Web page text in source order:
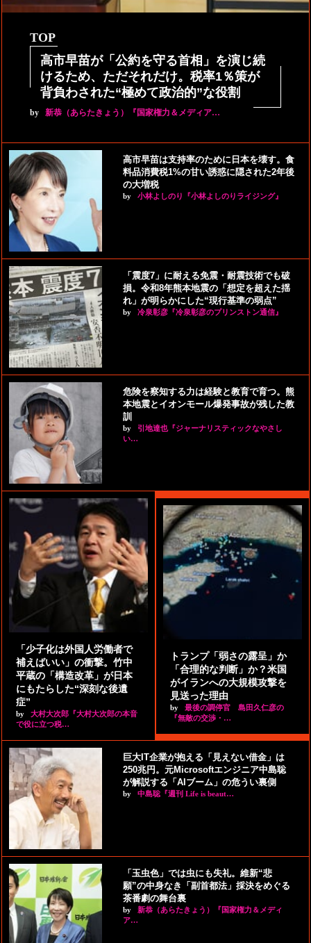
TOP
高市早苗が「公約を守る首相」を演じ続
けるため、ただそれだけ。税率1％策が
背負わされた“極めて政治的”な役割
by 新恭（あらたきょう）『国家権力＆メディア…
高市早苗は支持率のために日本を壊す。食
料品消費税1%の甘い誘惑に隠された2年後
の大増税
by 小林よしのり『小林よしのりライジング』
「震度7」に耐える免震・耐震技術でも破
損。令和8年熊本地震の「想定を超えた揺
れ」が明らかにした“現行基準の弱点”
by 冷泉彰彦『冷泉彰彦のプリンストン通信』
危険を察知する力は経験と教育で育つ。熊
本地震とイオンモール爆発事故が残した教
訓
by
引地達也『ジャーナリスティックなやさし
い…
「少子化は外国人労働者で
補えばいい」の衝撃。竹中
平蔵の「構造改革」が日本
にもたらした“深刻な後遺
症”
by
大村大次郎『大村大次郎の本音
で役に立つ税…
トランプ「弱さの露呈」か
「合理的な判断」か？米国
がイランへの大規模攻撃を
見送った理由
by
最後の調停官 島田久仁彦の
『無敵の交渉・…
巨大IT企業が抱える「見えない借金」は
250兆円。元Microsoftエンジニア中島聡
が解説する「AIブーム」の危うい裏側
by 中島聡『週刊 Life is beaut…
「玉虫色」では虫にも失礼。維新“悲
願”の中身なき「副首都法」採決をめぐる
茶番劇の舞台裏
by
新恭（あらたきょう）『国家権力＆メディ
ア…